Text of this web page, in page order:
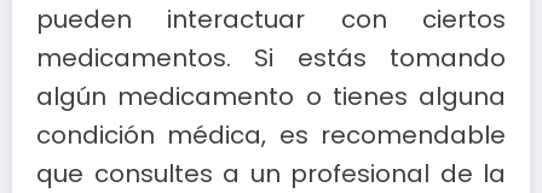
pueden interactuar con ciertos
medicamentos. Si estás tomando
algún medicamento o tienes alguna
condición médica, es recomendable
que consultes a un profesional de la